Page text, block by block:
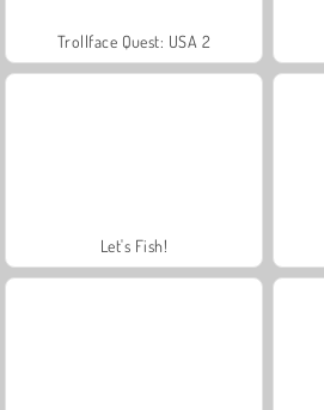
Trollface Quest: USA 2
Let's Fish!